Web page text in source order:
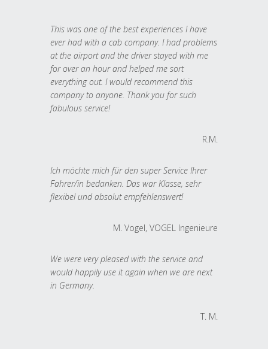
This was one of the best experiences I have
ever had with a cab company. I had problems
at the airport and the driver stayed with me
for over an hour and helped me sort
everything out. I would recommend this
company to anyone. Thank you for such
fabulous service!
R.M.
Ich möchte mich für den super Service Ihrer
Fahrer/in bedanken. Das war Klasse, sehr
flexibel und absolut empfehlenswert!
M. Vogel, VOGEL Ingenieure
We were very pleased with the service and
would happily use it again when we are next
in Germany.
T. M.